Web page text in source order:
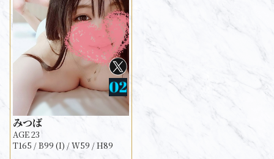
みつば
AGE 23
T165 / B99 (I) / W59 / H89